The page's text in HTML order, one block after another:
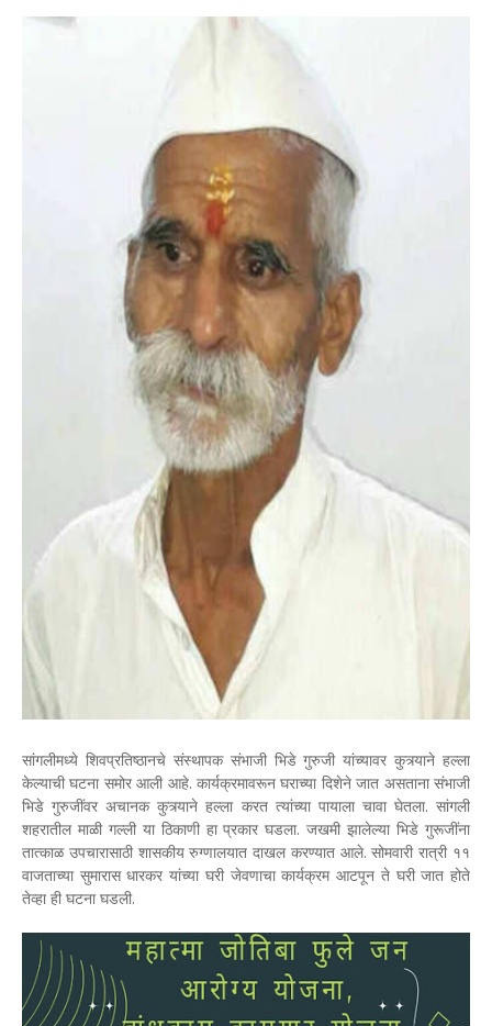
सांगलीमध्ये शिवप्रतिष्ठानचे संस्थापक संभाजी भिडे गुरुजी यांच्यावर कुत्र्याने हल्ला
केल्याची घटना समोर आली आहे. कार्यक्रमावरून घराच्या दिशेने जात असताना संभाजी
भिडे गुरुजींवर अचानक कुत्र्याने हल्ला करत त्यांच्या पायाला चावा घेतला. सांगली
शहरातील माळी गल्ली या ठिकाणी हा प्रकार घडला. जखमी झालेल्या भिडे गुरूजींना
तात्काळ उपचारासाठी शासकीय रुग्णालयात दाखल करण्यात आले. सोमवारी रात्री ११
वाजताच्या सुमारास धारकर यांच्या घरी जेवणाचा कार्यक्रम आटपून ते घरी जात होते
तेव्हा ही घटना घडली.